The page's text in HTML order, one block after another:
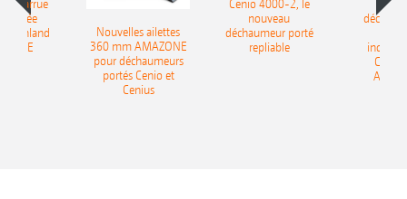
charrue
portée
Onland
Nouvelles ailettes
360 mm AMAZONE
pour déchaumeurs
portés Cenio et
Cenius
Cenio 4000-2, le
nouveau
déchaumeur porté
repliable